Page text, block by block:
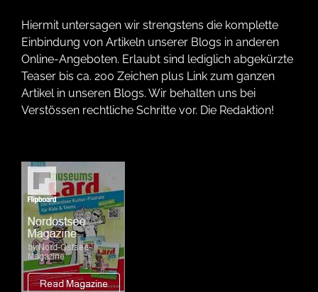
Wir verwenden Technologien wie Cookies, um Geräteinformationen zu
speichern und/oder darauf zuzugreifen. Wir tun dies, um das Browsing-
Erlebnis zu verbessern und um (nicht) personalisierte Werbung
anzuzeigen. Wenn du nicht zustimmst oder die Zustimmung widerrufst,
kann dies bestimmte Merkmale und Funktionen beeinträchtigen.
Nur funktionale Cookies
Hiermit untersagen wir strengstens die komplette
Einbindung von Artikeln unserer Blogs in anderen
Online-Angeboten. Erlaubt sind lediglich abgekürzte
Teaser bis ca. 200 Zeichen plus Link zum ganzen
Artikel in unseren Blogs. Wir behalten uns bei
Verstössen rechtliche Schritte vor. Die Redaktion!